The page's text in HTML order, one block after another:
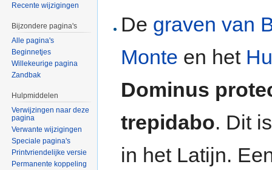
De graven van
Monte en het
Dominus
trepidabo. Dit
in het Latijn.
Recente wijzigingen
Bijzondere pagina's
Alle pagina's
Beginnetjes
Willekeurige pagina
Zandbak
Hulpmiddelen
Verwijzingen naar deze
pagina
Verwante wijzigingen
Speciale pagina's
Printvriendelijke versie
Permanente koppeling